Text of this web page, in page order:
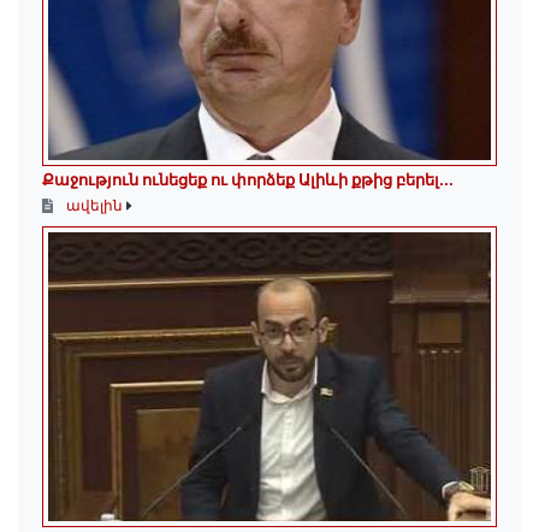
Քաջություն ունեցեք ու փորձեք Ալիևի քթից բերել․․․
ավելին